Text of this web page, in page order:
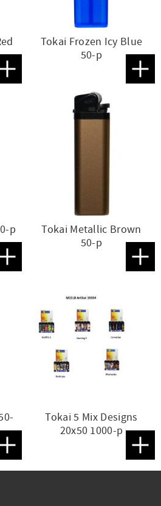
Lägg till i favoriter
Tokai Frozen Icy Blue
50-p
p
Lägg till i favoriter
Tokai Metallic Brown
50-p
Lägg till i favoriter
Tokai 5 Mix Designs
20x50 1000-p